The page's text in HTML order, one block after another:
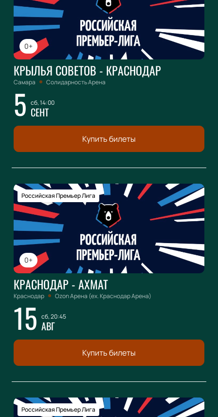
0+
КРЫЛЬЯ СОВЕТОВ - КРАСНОДАР
Самара Солидарность Арена
5 сб, 14:00
СЕНТ
Купить билеты
0+
Российская Премьер Лига
КРАСНОДАР - АХМАТ
Краснодар Ozon Арена (ex. Краснодар Арена)
15 сб, 20:45
АВГ
Купить билеты
Российская Премьер Лига